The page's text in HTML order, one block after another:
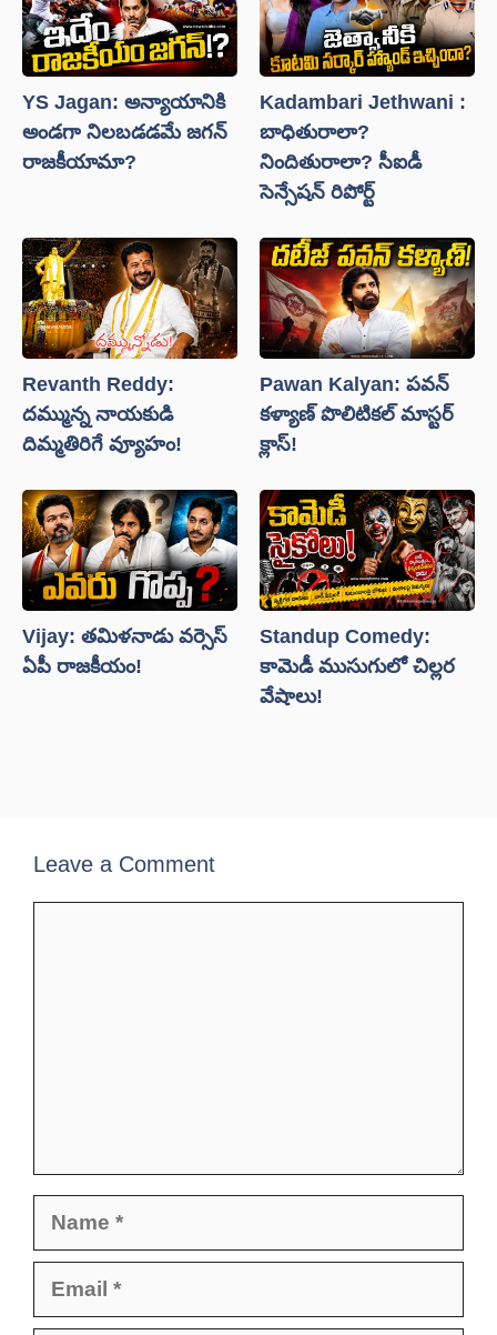
YS Jagan: అన్యాయానికి
అండగా నిలబడడమే జగన్
రాజకీయామా?
Kadambari Jethwani :
బాధితురాలా?
నిందితురాలా? సీఐడీ
సెన్సేషన్ రిపోర్ట్
Revanth Reddy:
దమ్మున్న నాయకుడి
దిమ్మతిరిగే వ్యూహం!
Pawan Kalyan: పవన్
కళ్యాణ్ పొలిటికల్ మాస్టర్
క్లాస్!
Vijay: తమిళనాడు వర్సెస్
ఏపీ రాజకీయం!
Standup Comedy:
కామెడీ ముసుగులో చిల్లర
వేషాలు!
Leave a Comment
Name
Email